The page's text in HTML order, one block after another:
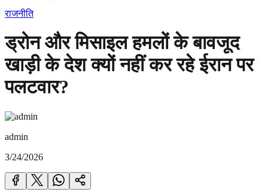
राजनीति
ड्रोन और मिसाइल हमलों के बावजूद
खाड़ी के देश क्यों नहीं कर रहे ईरान पर
पलटवार?
admin
3/24/2026